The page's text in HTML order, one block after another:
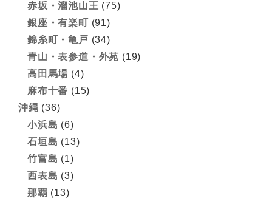
赤坂・溜池山王 (75)
銀座・有楽町 (91)
錦糸町・亀戸 (34)
青山・表参道・外苑 (19)
高田馬場 (4)
麻布十番 (15)
沖縄 (36)
小浜島 (6)
石垣島 (13)
竹富島 (1)
西表島 (3)
那覇 (13)